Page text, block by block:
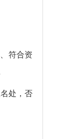
符合资
处，否